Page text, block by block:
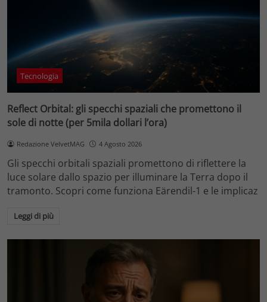
Tecnologia
Reflect Orbital: gli specchi spaziali che promettono il
sole di notte (per 5mila dollari l’ora)
Redazione VelvetMAG 4 Agosto 2026
Gli specchi orbitali spaziali promettono di riflettere la
luce solare dallo spazio per illuminare la Terra dopo il
tramonto. Scopri come funziona Eärendil-1 e le implicaz
Leggi di più